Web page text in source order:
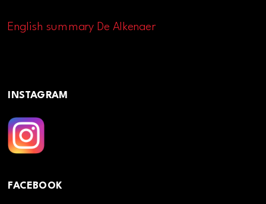
English summary De Alkenaer
INSTAGRAM
FACEBOOK